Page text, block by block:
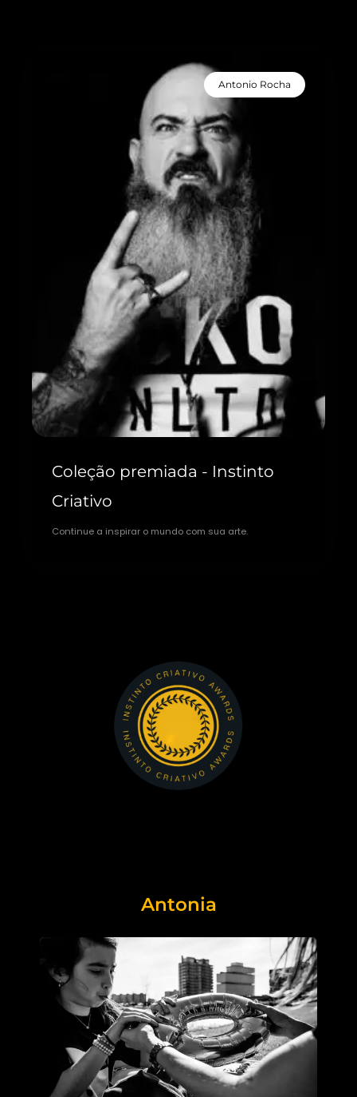
Antonio Rocha
Coleção premiada - Instinto
Criativo
Continue a inspirar o mundo com sua arte.
Antonia